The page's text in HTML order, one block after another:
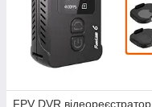
FPV DVR відеореєстратор